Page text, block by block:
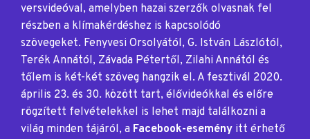
versvideóval, amelyben hazai szerzők olvasnak fel
részben a klímakérdéshez is kapcsolódó
szövegeket. Fenyvesi Orsolyától, G. István Lászlótól,
Terék Annától, Závada Pétertől, Zilahi Annától és
tőlem is két-két szöveg hangzik el. A fesztivál 2020.
április 23. és 30. között tart, élővideókkal és előre
rögzített felvételekkel is lehet majd találkozni a
világ minden tájáról, a Facebook-esemény itt érhető